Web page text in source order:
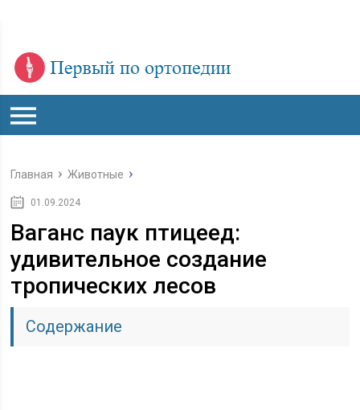
Главная Животные
01.09.2024
Ваганс паук птицеед:
удивительное создание
тропических лесов
Содержание